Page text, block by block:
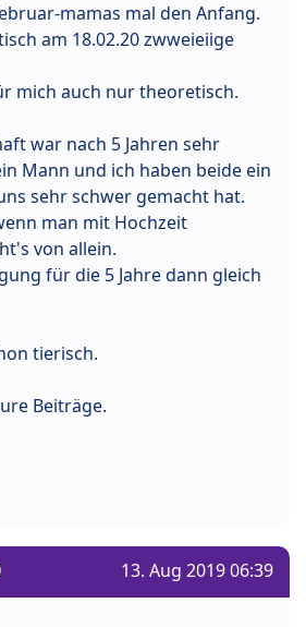
mamas mal den Anfang.
am 18.02.20 zwweieiige
mich auch nur theoretisch.
war nach 5 Jahren sehr
Mann und ich haben beide ein
sehr schwer gemacht hat.
man mit Hochzeit
von allein.
für die 5 Jahre dann gleich
tierisch.
Beiträge.
13. Aug 2019 06:39